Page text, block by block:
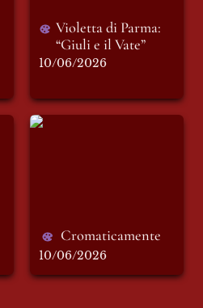
Violetta di Parma:
“Giuli e il Vate”
10/06/2026
Cromaticamente
Cromaticamente
10/06/2026